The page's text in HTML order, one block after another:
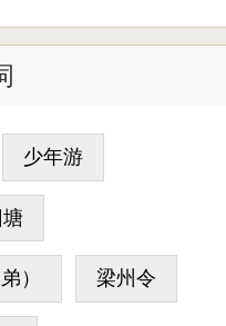
少年游
塘
） 梁州令